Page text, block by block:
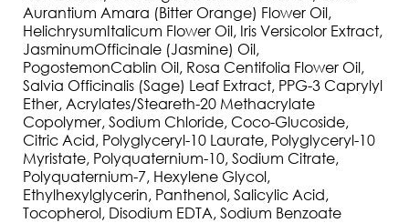
Aurantium Amara (Bitter Orange) Flower Oil,
HelichrysumItalicum Flower Oil, Iris Versicolor Extract,
JasminumOfficinale (Jasmine) Oil,
PogostemonCablin Oil, Rosa Centifolia Flower Oil,
Salvia Officinalis (Sage) Leaf Extract, PPG-3 Caprylyl
Ether, Acrylates/Steareth-20 Methacrylate
Copolymer, Sodium Chloride, Coco-Glucoside,
Citric Acid, Polyglyceryl-10 Laurate, Polyglyceryl-10
Myristate, Polyquaternium-10, Sodium Citrate,
Polyquaternium-7, Hexylene Glycol,
Ethylhexylglycerin, Panthenol, Salicylic Acid,
Tocopherol, Disodium EDTA, Sodium Benzoate